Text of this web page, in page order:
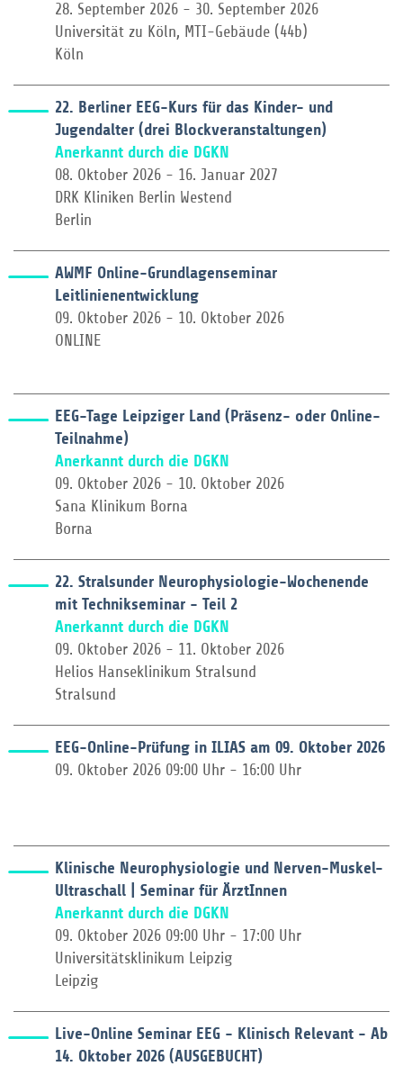
28. September 2026 - 30. September 2026
Universität zu Köln, MTI-Gebäude (44b)
Köln
22. Berliner EEG-Kurs für das Kinder- und
Jugendalter (drei Blockveranstaltungen)
Anerkannt durch die DGKN
08. Oktober 2026 - 16. Januar 2027
DRK Kliniken Berlin Westend
Berlin
AWMF Online-Grundlagenseminar
Leitlinienentwicklung
09. Oktober 2026 - 10. Oktober 2026
ONLINE
EEG-Tage Leipziger Land (Präsenz- oder Online-
Teilnahme)
Anerkannt durch die DGKN
09. Oktober 2026 - 10. Oktober 2026
Sana Klinikum Borna
Borna
22. Stralsunder Neurophysiologie-Wochenende
mit Technikseminar - Teil 2
Anerkannt durch die DGKN
09. Oktober 2026 - 11. Oktober 2026
Helios Hanseklinikum Stralsund
Stralsund
EEG-Online-Prüfung in ILIAS am 09. Oktober 2026
09. Oktober 2026 09:00 Uhr - 16:00 Uhr
Klinische Neurophysiologie und Nerven-Muskel-
Ultraschall | Seminar für ÄrztInnen
Anerkannt durch die DGKN
09. Oktober 2026 09:00 Uhr - 17:00 Uhr
Universitätsklinikum Leipzig
Leipzig
Live-Online Seminar EEG - Klinisch Relevant - Ab
14. Oktober 2026 (AUSGEBUCHT)